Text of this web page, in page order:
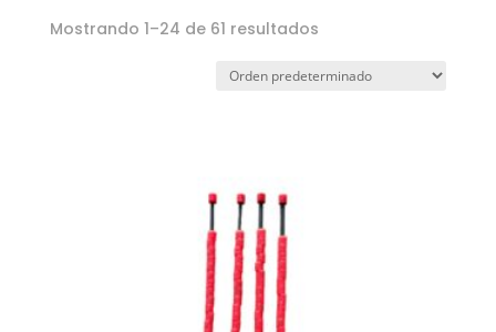
Mostrando 1–24 de 61 resultados